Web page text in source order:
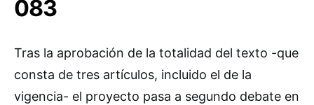
083
Tras la aprobación de la totalidad del texto -que
consta de tres artículos, incluido el de la
vigencia- el proyecto pasa a segundo debate en